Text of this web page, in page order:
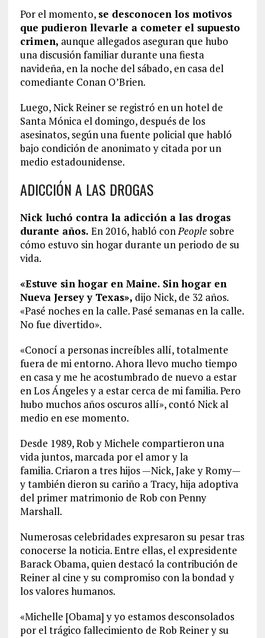
Por el momento, se desconocen los motivos
que pudieron llevarle a cometer el supuesto
crimen, aunque allegados aseguran que hubo
una discusión familiar durante una fiesta
navideña, en la noche del sábado, en casa del
comediante Conan O’Brien.
Luego, Nick Reiner se registró en un hotel de
Santa Mónica el domingo, después de los
asesinatos, según una fuente policial que habló
bajo condición de anonimato y citada por un
medio estadounidense.
ADICCIÓN A LAS DROGAS
Nick luchó contra la adicción a las drogas
durante años. En 2016, habló conPeoplesobre
cómo estuvo sin hogar durante un periodo de su
vida.
«Estuve sin hogar en Maine. Sin hogar en
Nueva Jersey y Texas», dijo Nick, de 32 años.
«Pasé noches en la calle. Pasé semanas en la calle.
No fue divertido».
«Conocí a personas increíbles allí, totalmente
fuera de mi entorno. Ahora llevo mucho tiempo
en casa y me he acostumbrado de nuevo a estar
en Los Ángeles y a estar cerca de mi familia. Pero
hubo muchos años oscuros allí», contó Nick al
medio en ese momento.
Desde 1989, Rob y Michele compartieron una
vida juntos, marcada por el amor y la
familia. Criaron a tres hijos —Nick, Jake y Romy—
y también dieron su cariño a Tracy, hija adoptiva
del primer matrimonio de Rob con Penny
Marshall.
Numerosas celebridades expresaron su pesar tras
conocerse la noticia. Entre ellas, el expresidente
Barack Obama, quien destacó la contribución de
Reiner al cine y su compromiso con la bondad y
los valores humanos.
«Michelle [Obama] y yo estamos desconsolados
por el trágico fallecimiento de Rob Reiner y su